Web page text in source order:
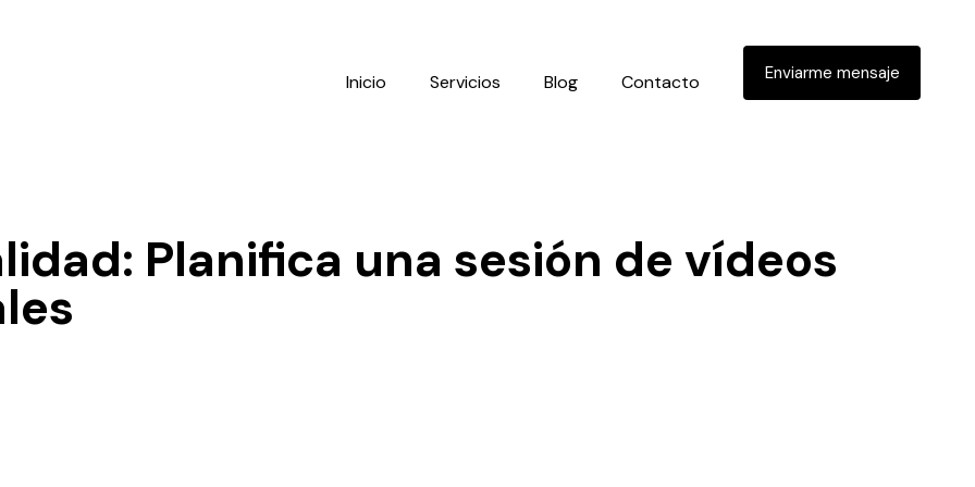
Inicio Servicios Blog Contacto Enviarme mensaje
Planifica una sesión de vídeos